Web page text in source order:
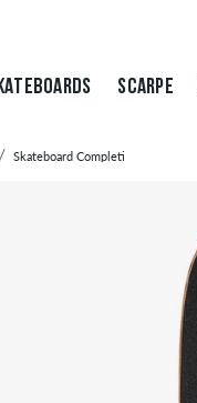
SCARPE
Skateboard Completi